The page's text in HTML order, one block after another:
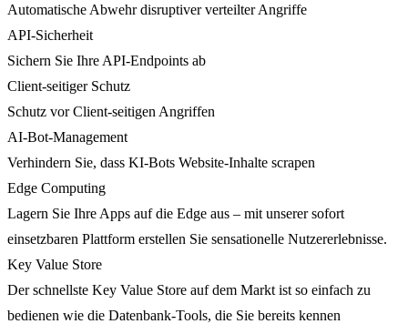
Automatische Abwehr disruptiver verteilter Angriffe
API-Sicherheit
Sichern Sie Ihre API-Endpoints ab
Client-seitiger Schutz
Schutz vor Client-seitigen Angriffen
AI-Bot-Management
Verhindern Sie, dass KI-Bots Website-Inhalte scrapen
Edge Computing
Lagern Sie Ihre Apps auf die Edge aus – mit unserer sofort
einsetzbaren Plattform erstellen Sie sensationelle Nutzererlebnisse.
Key Value Store
Der schnellste Key Value Store auf dem Markt ist so einfach zu
bedienen wie die Datenbank-Tools, die Sie bereits kennen